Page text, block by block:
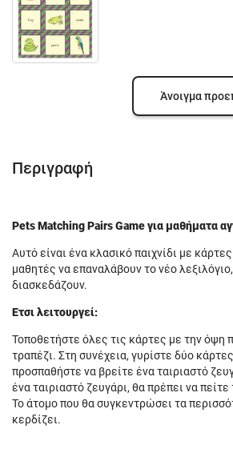
Άνοιγμα
Περιγραφή
Pets Matching Pairs Game για μαθήματα
Αυτό είναι ένα κλασικό παιχνίδι με
μαθητές να επαναλάβουν το νέο
διασκεδάζουν.
Έτσι λειτουργεί:
Τοποθετήστε όλες τις κάρτες με την όψη
τραπέζι. Στη συνέχεια, γυρίστε δύο
προσπαθήστε να βρείτε ένα ταιριαστό
ένα ταιριαστό ζευγάρι, θα πρέπει να
Το άτομο που θα συγκεντρώσει τα
κερδίζει.